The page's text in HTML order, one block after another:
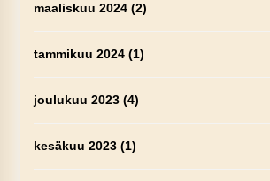
maaliskuu 2024(2)
tammikuu 2024(1)
joulukuu 2023(4)
kesäkuu 2023(1)